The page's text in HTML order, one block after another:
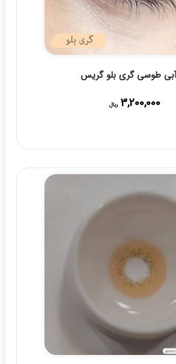
آبی طوسی گری بلو گریس
3,200,000 ریال